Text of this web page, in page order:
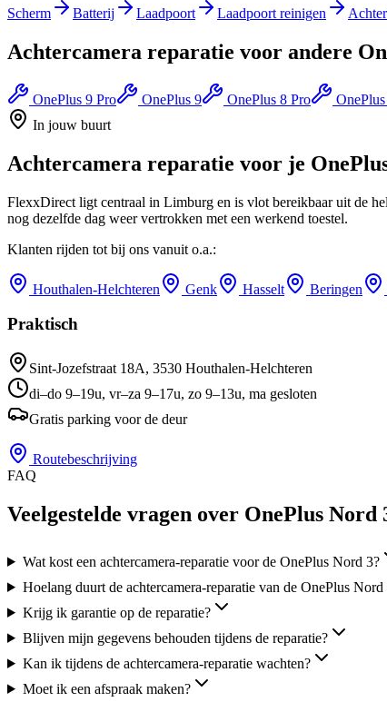
Scherm Batterij Laadpoort Laadpoort reinigen
Achtercamera reparatie voor andere
OnePlus 9 Pro OnePlus 9 OnePlus 8 Pro
In jouw buurt
Achtercamera reparatie voor je
FlexxDirect ligt centraal in Limburg en is vlot bereikbaar uit de
nog dezelfde dag weer vertrokken met een werkend toestel.
Klanten rijden tot bij ons vanuit o.a.:
Houthalen-Helchteren Genk Hasselt Beringen
Praktisch
Sint-Jozefstraat 18A, 3530 Houthalen-Helchteren
di–do 9–19u, vr–za 9–17u, zo 9–13u, ma gesloten
Gratis parking voor de deur
Routebeschrijving
FAQ
Veelgestelde vragen over OnePlus
Wat kost een achtercamera-reparatie voor de OnePlus Nord 3?
Hoelang duurt de achtercamera-reparatie van de OnePlus Nord
Krijg ik garantie op de reparatie?
Blijven mijn gegevens behouden tijdens de reparatie?
Kan ik tijdens de achtercamera-reparatie wachten?
Moet ik een afspraak maken?